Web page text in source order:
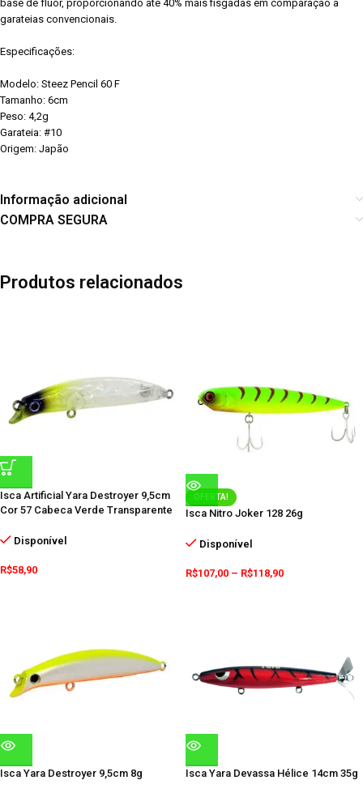
base de flúor, proporcionando até 40% mais fisgadas em comparação a
garateias convencionais.
Especificações:
Modelo: Steez Pencil 60 F
Tamanho: 6cm
Peso: 4,2g
Garateia: #10
Origem: Japão
Informação adicional
COMPRA SEGURA
Produtos relacionados
Isca Artificial Yara Destroyer 9,5cm
Cor 57 Cabeca Verde Transparente
Disponível
R$58,90
OFERTA!
Isca Nitro Joker 128 26g
Disponível
R$107,00 – R$118,90
Isca Yara Destroyer 9,5cm 8g Isca Yara Devassa Hélice 14cm 35g